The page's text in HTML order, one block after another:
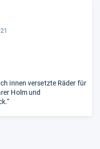
innen versetzte Räder für
Holm und